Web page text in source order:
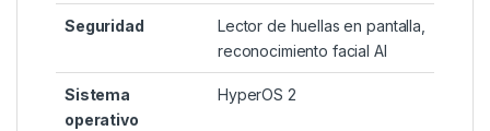
Seguridad
Lector de huellas en pantalla,
reconocimiento facial AI
Sistema
operativo
HyperOS 2